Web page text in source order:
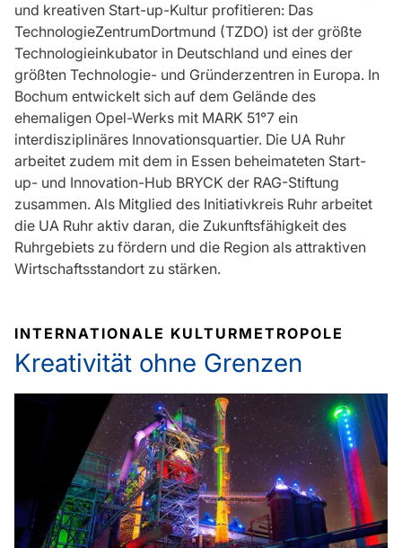
und kreativen Start-up-Kultur profitieren: Das
TechnologieZentrumDortmund (TZDO) ist der größte
Technologieinkubator in Deutschland und eines der
größten Technologie- und Gründerzentren in Europa. In
Bochum entwickelt sich auf dem Gelände des
ehemaligen Opel-Werks mit MARK 51°7 ein
interdisziplinäres Innovationsquartier. Die UA Ruhr
arbeitet zudem mit dem in Essen beheimateten Start-
up- und Innovation-Hub BRYCK der RAG-Stiftung
zusammen. Als Mitglied des Initiativkreis Ruhr arbeitet
die UA Ruhr aktiv daran, die Zukunftsfähigkeit des
Ruhrgebiets zu fördern und die Region als attraktiven
Wirtschaftsstandort zu stärken.
INTERNATIONALE KULTURMETROPOLE
Kreativität ohne Grenzen